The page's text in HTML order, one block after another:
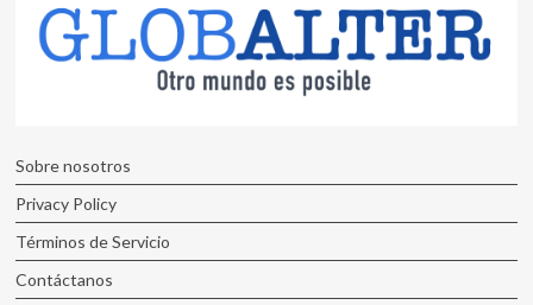
Sobre nosotros
Privacy Policy
Términos de Servicio
Contáctanos